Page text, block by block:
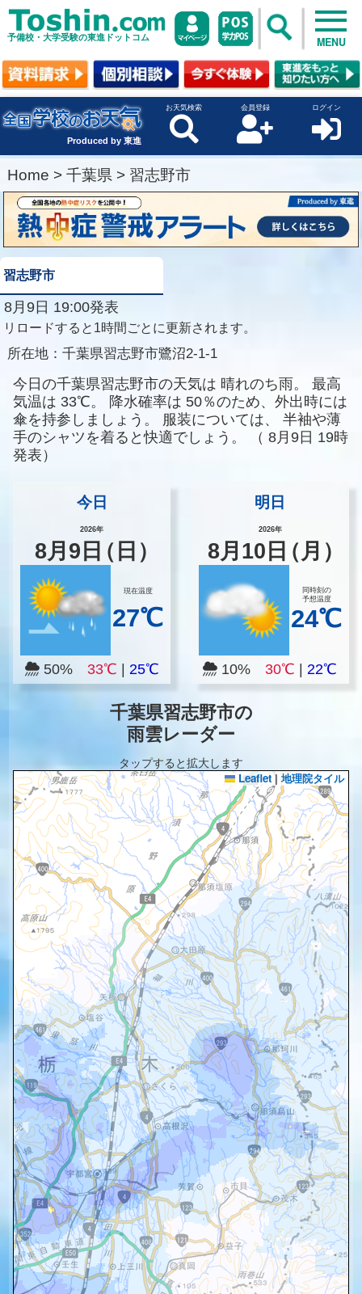
予備校・大学受験の東進ドットコム MENU
Produced by 東進
お天気検索 会員登録 ログイン
Home > 千葉県 > 習志野市
習志野市
8月9日 19:00発表
リロードすると1時間ごとに更新されます。
所在地： 千葉県習志野市鷺沼2-1-1
今日の千葉県習志野市の天気は 晴れのち雨。
最高
気温は 33℃。 降水確率は 50％のため、外出時には
傘を持参しましょう。
服装については、
半袖や薄
手のシャツを着ると快適でしょう。
（ 8月9日 19時
発表）
今日
2026年
8月 9 日（日）
現在温度
27℃
50% 33℃ 25℃
明日
2026年
8月 10 日（月）
同時刻の
予想温度
24℃
10% 30℃ |22℃
千葉県習志野市の
雨雲レーダー
タップすると拡大します
Leaflet | 地理院タイル